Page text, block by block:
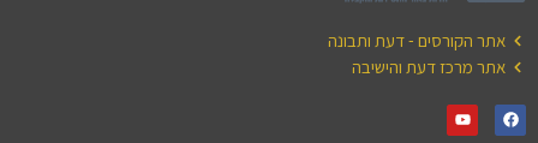
אתר הקורסים - דעת ותבונה
אתר מרכז דעת והישיבה